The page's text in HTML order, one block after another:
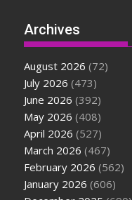
Archives
August 2026 (72)
July 2026 (473)
June 2026 (392)
May 2026 (408)
April 2026 (527)
March 2026 (467)
February 2026 (562)
January 2026 (606)